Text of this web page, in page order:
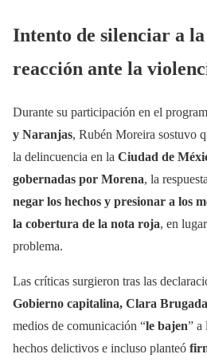
Intento de silenciar a
reacción ante la
Durante su participación en el
y Naranjas, Rubén Moreira sostuvo
la delincuencia en la Ciudad de
gobernadas por Morena, la
negar los hechos y presionar a los
la cobertura de la nota roja, en
problema.
Las críticas surgieron tras las
Gobierno capitalina, Clara Brugada
medios de comunicación “le bajen” a
hechos delictivos e incluso planteó